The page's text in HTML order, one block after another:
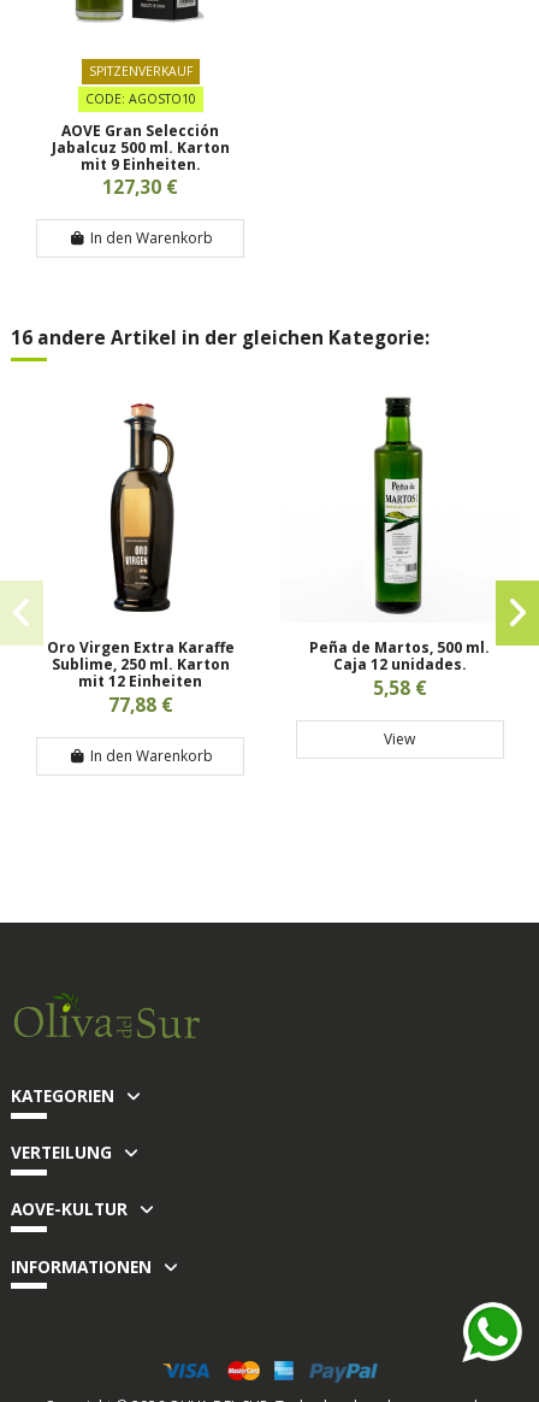
SPITZENVERKAUF
CODE: AGOSTO10
AOVE Gran Selección
Jabalcuz 500 ml. Karton
mit 9 Einheiten.
127,30 €
In den Warenkorb
16 andere Artikel in der gleichen Kategorie:
Oro Virgen Extra Karaffe
Sublime, 250 ml. Karton
mit 12 Einheiten
77,88 €
In den Warenkorb
Peña de Martos, 500 ml.
Caja 12 unidades.
5,58 €
View
KATEGORIEN
VERTEILUNG
AOVE-KULTUR
INFORMATIONEN